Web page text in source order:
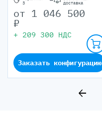
3
доставка
от 1 046 500
₽
+ 209 300 НДС
Заказать конфигурацию